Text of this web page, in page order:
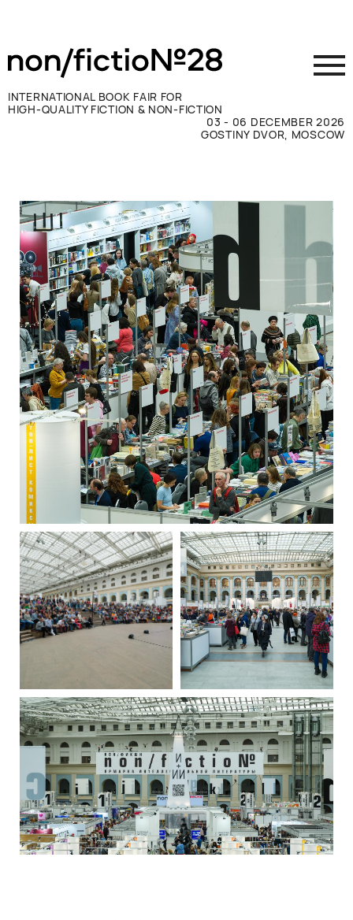
INTERNATIONAL BOOK FAIR FOR
HIGH-QUALITY FICTION & NON-FICTION
03 - 06 DECEMBER 2026
GOSTINY DVOR, MOSCOW
访客须知
新闻媒体
联系方式
ВКОНТАКТЕ TELEGRAM
RUSSIAN ENGLISH CHINESE